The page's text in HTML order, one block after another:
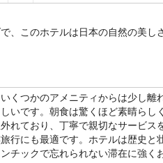
、このホテルは日本の自然の美し
くつかのアメニティからは少し離
いです。朝食は驚くほど素晴らし
れており、丁寧で親切なサービス
行にも最適です。ホテルは歴史と
ックで忘れられない滞在に強く